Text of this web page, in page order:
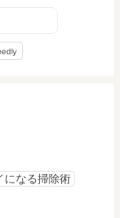
になる掃除術